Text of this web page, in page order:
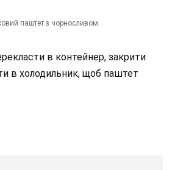
паштет з чорносливом
в контейнер, закрити
в холодильник, щоб паштет